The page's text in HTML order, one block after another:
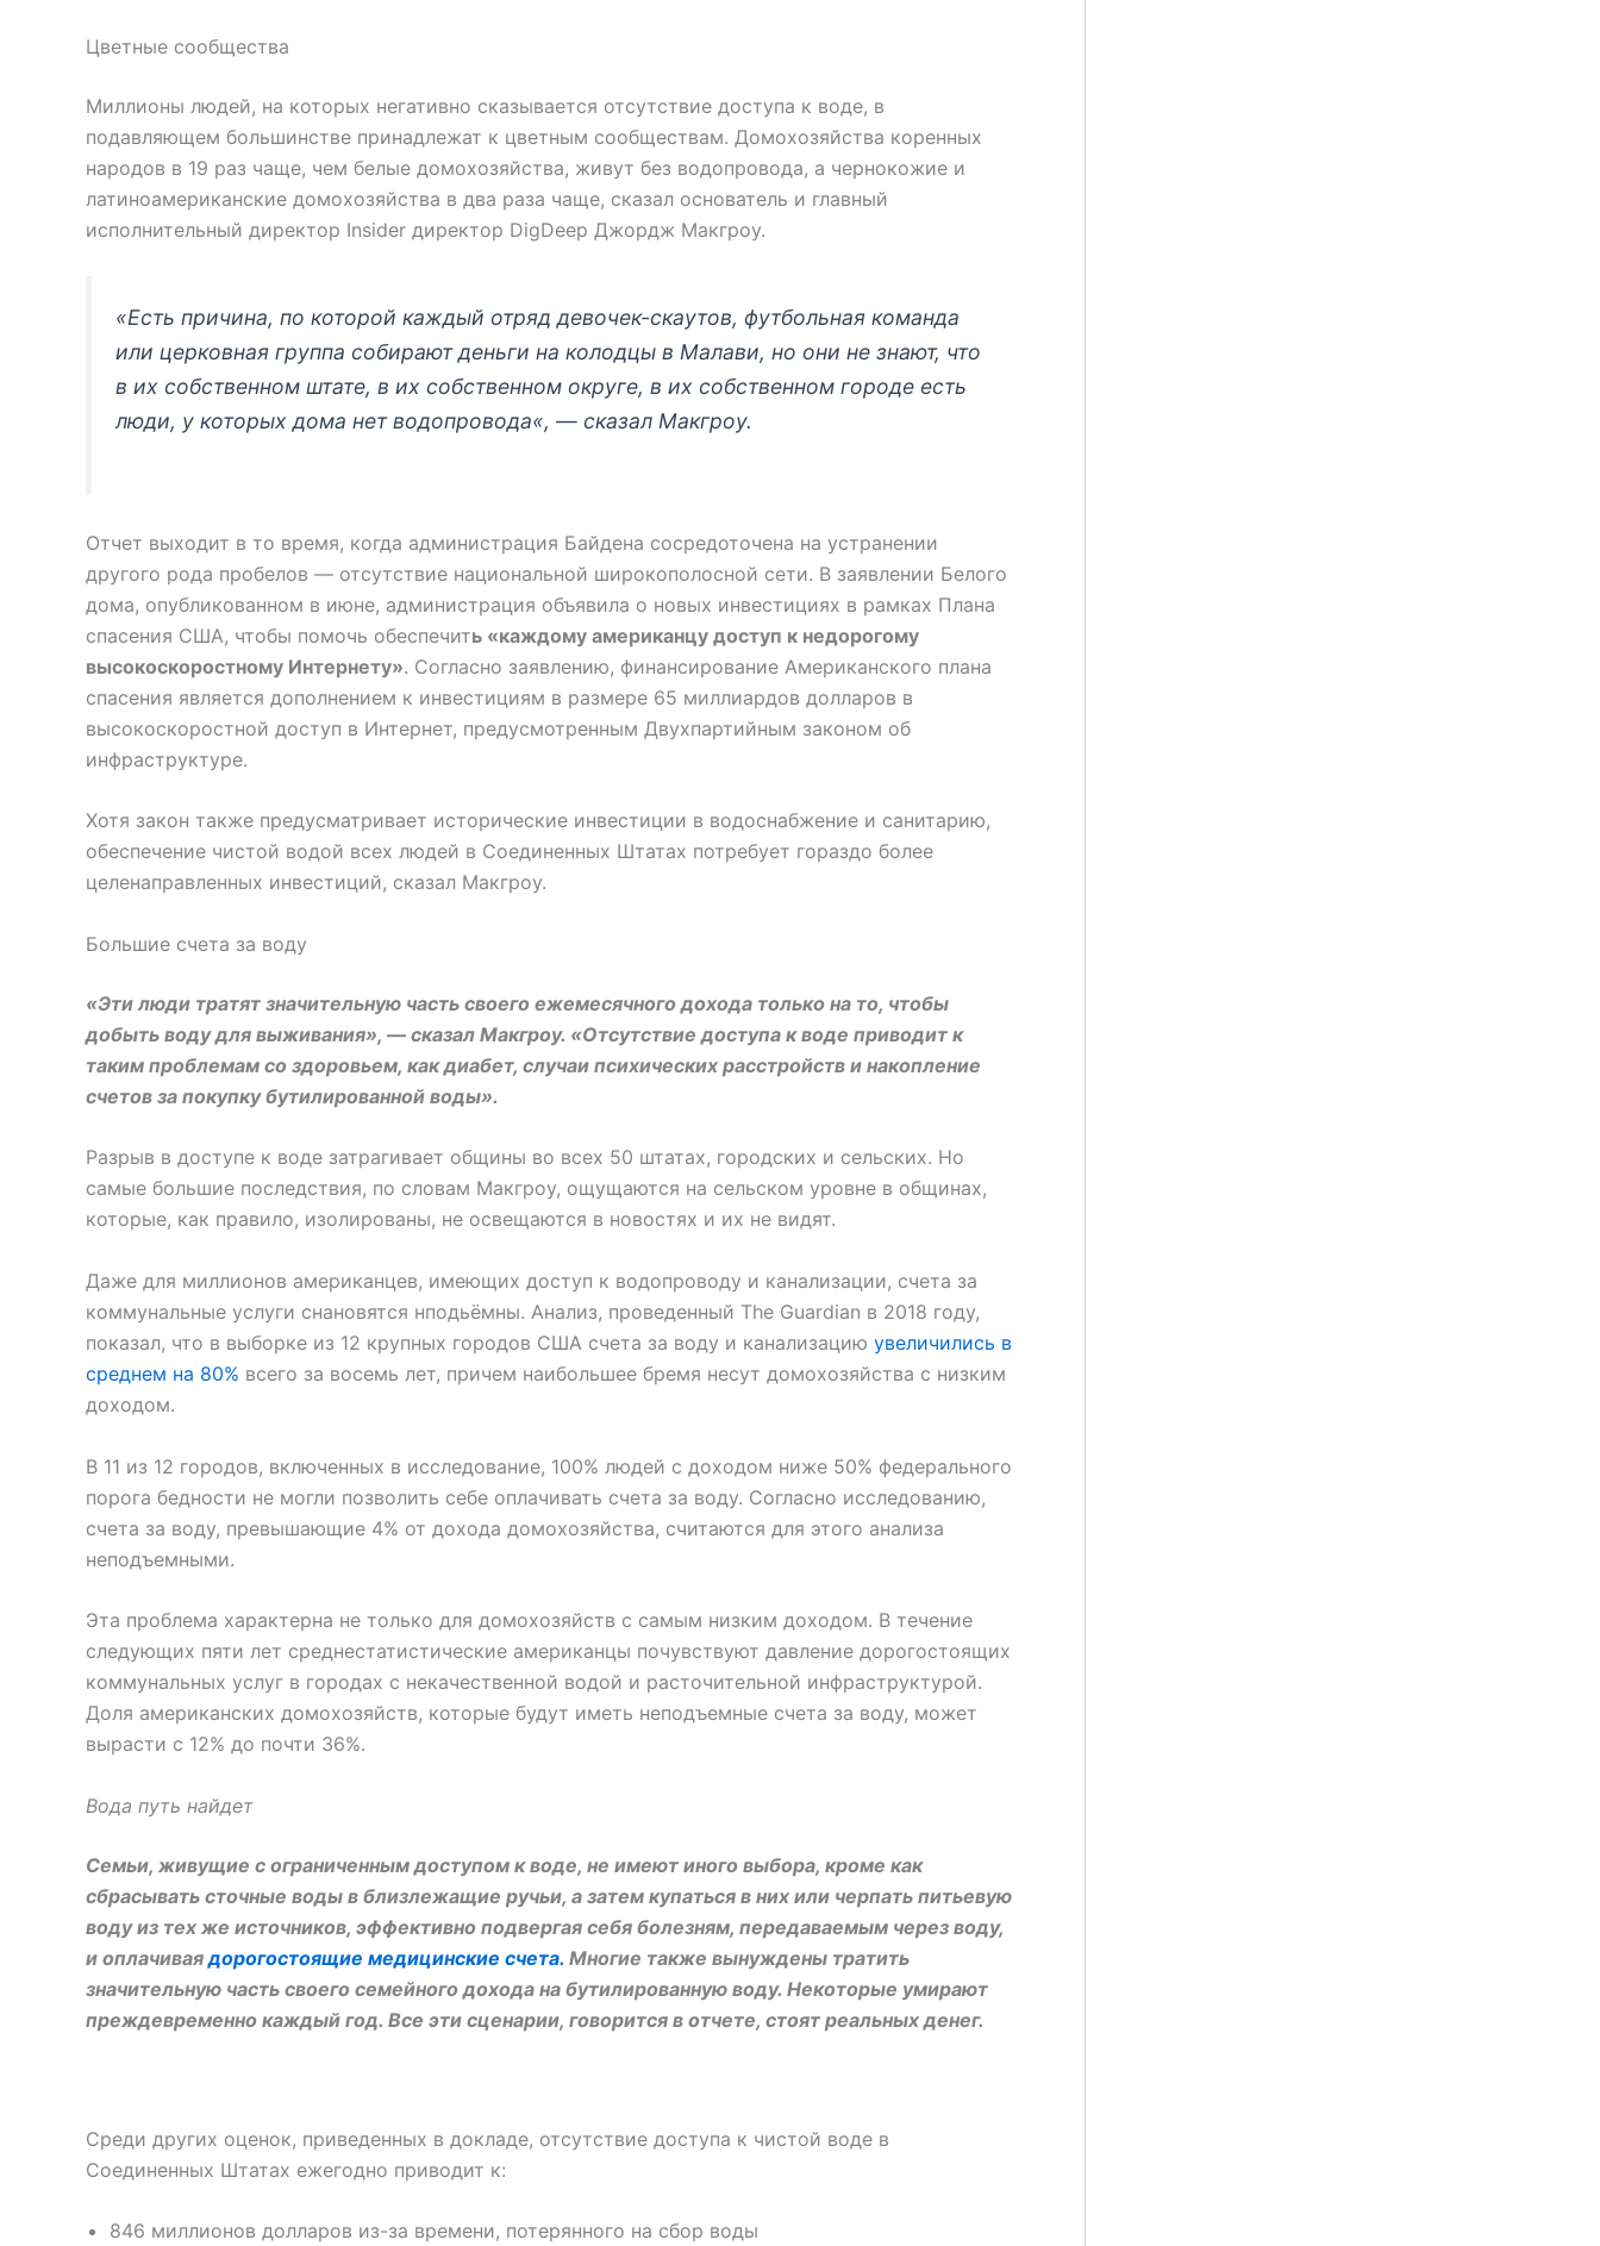
Цветные сообщества
Миллионы людей, на которых негативно сказывается отсутствие доступа к воде, в
подавляющем большинстве принадлежат к цветным сообществам. Домохозяйства коренных
народов в 19 раз чаще, чем белые домохозяйства, живут без водопровода, а чернокожие и
латиноамериканские домохозяйства в два раза чаще, сказал основатель и главный
исполнительный директор Insider директор DigDeep Джордж Макгроу.
«Есть причина, по которой каждый отряд девочек-скаутов, футбольная команда
или церковная группа собирают деньги на колодцы в Малави, но они не знают, что
в их собственном штате, в их собственном округе, в их собственном городе есть
люди, у которых дома нет водопровода«, — сказал Макгроу.
Отчет выходит в то время, когда администрация Байдена сосредоточена на устранении
другого рода пробелов — отсутствие национальной широкополосной сети. В заявлении Белого
дома, опубликованном в июне, администрация объявила о новых инвестициях в рамках Плана
спасения США, чтобы помочь обеспечить «каждому американцу доступ к недорогому
высокоскоростному Интернету». Согласно заявлению, финансирование Американского плана
спасения является дополнением к инвестициям в размере 65 миллиардов долларов в
высокоскоростной доступ в Интернет, предусмотренным Двухпартийным законом об
инфраструктуре.
Хотя закон также предусматривает исторические инвестиции в водоснабжение и санитарию,
обеспечение чистой водой всех людей в Соединенных Штатах потребует гораздо более
целенаправленных инвестиций, сказал Макгроу.
Большие счета за воду
«Эти люди тратят значительную часть своего ежемесячного дохода только на то, чтобы
добыть воду для выживания», — сказал Макгроу. «Отсутствие доступа к воде приводит к
таким проблемам со здоровьем, как диабет, случаи психических расстройств и накопление
счетов за покупку бутилированной воды».
Разрыв в доступе к воде затрагивает общины во всех 50 штатах, городских и сельских. Но
самые большие последствия, по словам Макгроу, ощущаются на сельском уровне в общинах,
которые, как правило, изолированы, не освещаются в новостях и их не видят.
Даже для миллионов американцев, имеющих доступ к водопроводу и канализации, счета за
коммунальные услуги снановятся нподьёмны. Анализ, проведенный The Guardian в 2018 году,
показал, что в выборке из 12 крупных городов США счета за воду и канализацию увеличились в
среднем на 80% всего за восемь лет, причем наибольшее бремя несут домохозяйства с низким
доходом.
В 11 из 12 городов, включенных в исследование, 100% людей с доходом ниже 50% федерального
порога бедности не могли позволить себе оплачивать счета за воду. Согласно исследованию,
счета за воду, превышающие 4% от дохода домохозяйства, считаются для этого анализа
неподъемными.
Эта проблема характерна не только для домохозяйств с самым низким доходом. В течение
следующих пяти лет среднестатистические американцы почувствуют давление дорогостоящих
коммунальных услуг в городах с некачественной водой и расточительной инфраструктурой.
Доля американских домохозяйств, которые будут иметь неподъемные счета за воду, может
вырасти с 12% до почти 36%.
Вода путь найдет
Семьи, живущие с ограниченным доступом к воде, не имеют иного выбора, кроме как
сбрасывать сточные воды в близлежащие ручьи, а затем купаться в них или черпать питьевую
воду из тех же источников, эффективно подвергая себя болезням, передаваемым через воду,
и оплачиваядорогостоящие медицинские счета. Многие также вынуждены тратить
значительную часть своего семейного дохода на бутилированную воду. Некоторые умирают
преждевременно каждый год. Все эти сценарии, говорится в отчете, стоят реальных денег.
Среди других оценок, приведенных в докладе, отсутствие доступа к чистой воде в
Соединенных Штатах ежегодно приводит к:
846 миллионов долларов из-за времени, потерянного на сбор воды